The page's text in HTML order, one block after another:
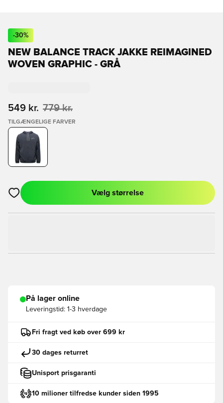
-30%
NEW BALANCE TRACK JAKKE REIMAGINED
WOVEN GRAPHIC - GRÅ
549 kr. 779 kr.
TILGÆNGELIGE FARVER
Åbner en Modal til at logge ind eller tilmelde dig som medlem
Vælg størrelse
På lager online
Leveringstid: 1-3 hverdage
Fri fragt ved køb over 699 kr
30 dages returret
Unisport prisgaranti
10 milioner tilfredse kunder siden 1995